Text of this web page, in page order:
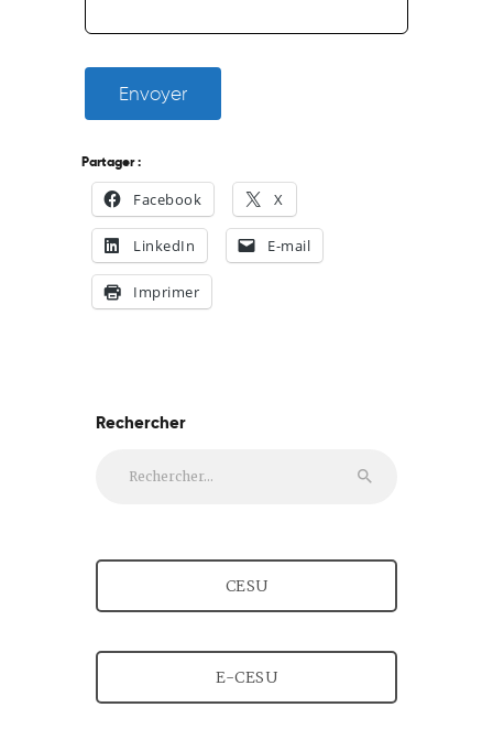
Envoyer
Partager :
Facebook X
LinkedIn E-mail
Imprimer
Rechercher
CESU
E-CESU